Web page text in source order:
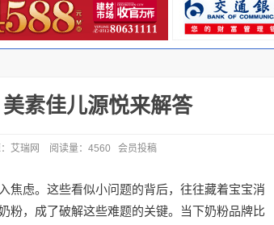
素佳儿源悦来解答
艾瑞网 阅读量：4560 会员投稿
焦虑。这些看似小问题的背后，往往藏着宝宝消
粉，成了破解这些难题的关键。当下奶粉品牌比